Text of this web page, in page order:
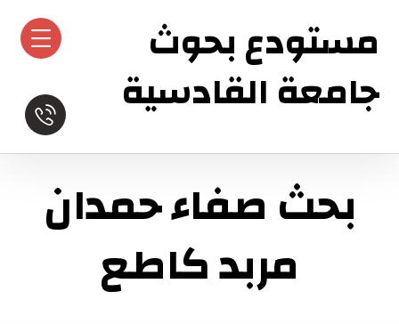
مستودع بحوث
جامعة القادسية
بحث صفاء حمدان
مربد كاطع